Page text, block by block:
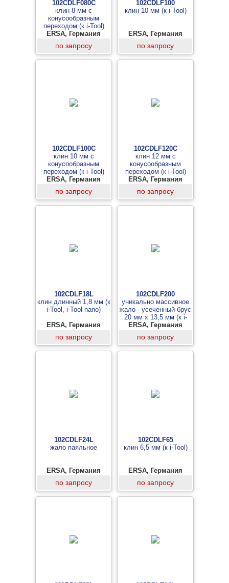
102CDLF080C
клин 8 мм с
конусообразным
переходом (к i-Tool)
ERSA, Германия
по запросу
102CDLF100
клин 10 мм (к i-Tool)
ERSA, Германия
по запросу
102CDLF100C
клин 10 мм с
конусообразным
переходом (к i-Tool)
ERSA, Германия
по запросу
102CDLF120C
клин 12 мм с
конусообразным
переходом (к i-Tool)
ERSA, Германия
по запросу
102CDLF18L
клин длинный 1,8 мм (к
i-Tool, i-Tool nano)
ERSA, Германия
по запросу
102CDLF200
уникально массивное
жало - усеченный брус
20 мм x 13,5 мм (к i-
Tool)
ERSA, Германия
по запросу
102CDLF24L
жало паяльное
ERSA, Германия
по запросу
102CDLF65
клин 6,5 мм (к i-Tool)
ERSA, Германия
по запросу